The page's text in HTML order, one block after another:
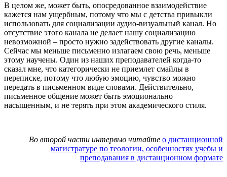
В целом же, может быть, опосредованное взаимодействие
кажется нам ущербным, потому что мы с детства привыкли
использовать для социализации аудио-визуальный канал. Но
отсутствие этого канала не делает нашу социализацию
невозможной – просто нужно задействовать другие каналы.
Сейчас мы меньше письменно излагаем свою речь, меньше
этому научены. Один из наших преподавателей когда-то
сказал мне, что категорически не приемлет смайлы в
переписке, потому что любую эмоцию, чувство можно
передать в письменном виде словами. Действительно,
письменное общение может быть эмоционально
насыщенным, и не терять при этом академического стиля.
Во второй части интервью читайте о дистанционной
магистратуре по теологии, особенностях учебы и
преподавания в дистанционном формате